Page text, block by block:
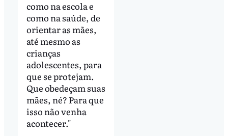
como na escola e
como na saúde, de
orientar as mães,
até mesmo as
crianças
adolescentes, para
que se protejam.
Que obedeçam suas
mães, né? Para que
isso não venha
acontecer."